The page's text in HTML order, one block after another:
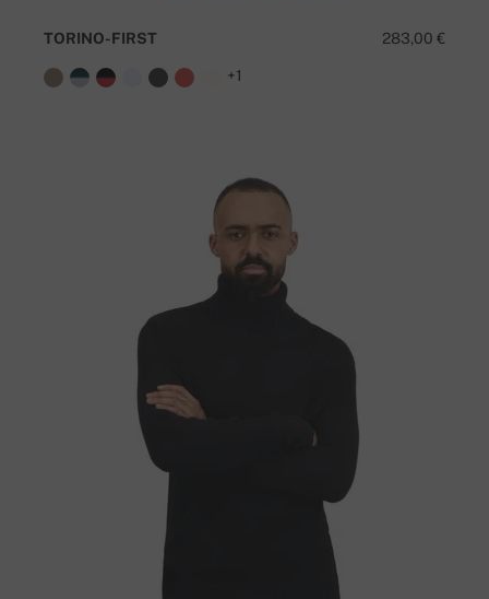
283,00 €
TORINO-FIRST
+1